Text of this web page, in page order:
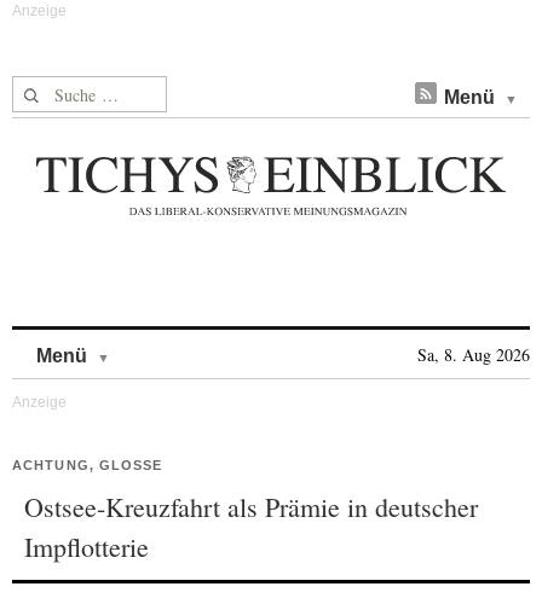
Suche nach: Menü
Menü Sa, 8. Aug 2026
ACHTUNG, GLOSSE
Ostsee-Kreuzfahrt als Prämie in deutscher
Impflotterie